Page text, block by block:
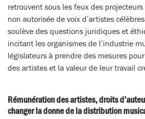
retrouvent sous les feux des
non autorisée de voix d’artistes
soulève des questions juridiques et
incitant les organismes de l’industrie
législateurs à prendre des mesures
des artistes et la valeur de leur travail
Rémunération des artistes, droits
changer la donne de la distribution